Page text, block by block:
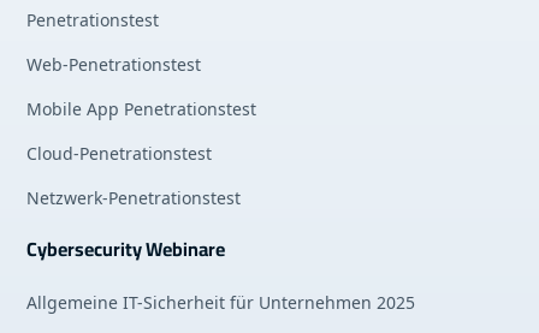
Penetrationstest
Web-Penetrationstest
Mobile App Penetrationstest
Cloud-Penetrationstest
Netzwerk-Penetrationstest
Cybersecurity Webinare
Allgemeine IT-Sicherheit für Unternehmen 2025